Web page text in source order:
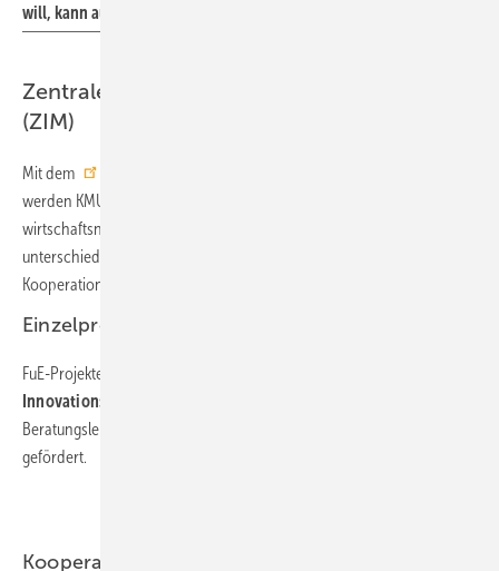
will, kann auf finanzielle Unterstützung setzen.
Zentrales Innovations­programm Mittelstand
(ZIM)
Mit dem
werden KMU und die mit ihnen zusammenarbeitenden
wirtschaftsnahen Forschungseinrichtungen gefördert. Drei
unterschiedliche Programme fördern Einzel- und
Kooperationsprojekte sowie Kooperationsnetzwerke.
Einzelprojekte: Erfindergeist wecken
FuE-Projekte in Unternehmen, um die
Innovationskompetenz
Beratungsleistungen, die Innovationen betreffen, werden zusätzlich
gefördert.
Kooperationsprojekte: Unternehmen